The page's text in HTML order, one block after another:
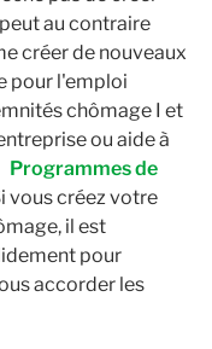
au contraire
créer de nouveaux
pour l'emploi
chômage I et
ou aide à
Programmes de
vous créez votre
il est
pour
accorder les